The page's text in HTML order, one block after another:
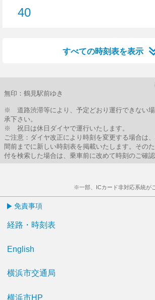
40
すべての時刻表を表示
無印：鶴見駅前ゆき
※ 道路渋滞等により、予定どおり運行できない場
承下さい。
※ 祝日は休日ダイヤで運行いたします。
ご注意：ダイヤ改正により時刻を変更する場合は
間前までに新しい時刻表を掲載いたします。その
付を検索した場合は、乗車前に改めて時刻のご確認
※一部、ICカード非対応系統が
免責事項
経路・時刻表
English
横浜市交通局
横浜市HP